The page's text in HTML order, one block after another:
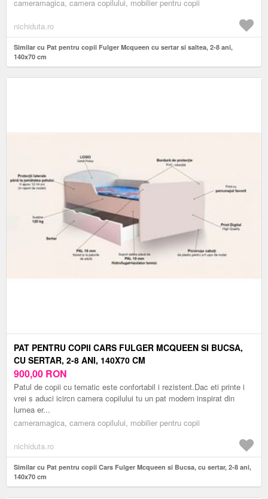
cameramagica, camera copilului, mobilier pentru copii
nichiduta.ro
Similar cu Pat pentru copii Fulger Mcqueen cu sertar si saltea, 2-8 ani,
140x70 cm
PAT PENTRU COPII CARS FULGER MCQUEEN SI BUCSA,
CU SERTAR, 2-8 ANI, 140X70 CM
900,00 RON
Patul de copii cu tematic este confortabil i rezistent.Dac eti printe i
vrei s aduci icircn camera copilului tu un pat modern inspirat din
lumea er...
cameramagica, camera copilului, mobilier pentru copii
nichiduta.ro
Similar cu Pat pentru copii Cars Fulger Mcqueen si Bucsa, cu sertar, 2-8 ani,
140x70 cm